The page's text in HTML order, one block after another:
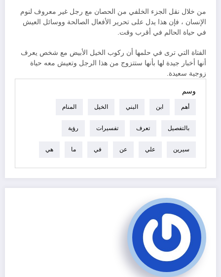
من خلال نقل الجزء الخلفي من الحصان مع رجل غير معروف لنوم
الإنسان ، فإن هذا يدل على تحرير الأفعال الصالحة ووسائل العيش
في حياة الحالم في أقرب وقت.
الفتاة التي ترى في حلمها أن ركوب الخيل الأبيض مع شخص يعرف
أنها أخبار جيدة لها بأنها ستتزوج من هذا الرجل وتعيش معه حياة
زوجية سعيدة.
وسم
أهم ابن البني الخيل المنام
بالتفصيل تعرف تفسيرات رؤية
سيرين علي عن في ما هي